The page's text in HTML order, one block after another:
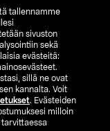
tallennamme
sivuston
sekä
evästeitä:
sillä ne ovat
kannalta. Voit
. Evästeiden
milloin
tarvittaessa